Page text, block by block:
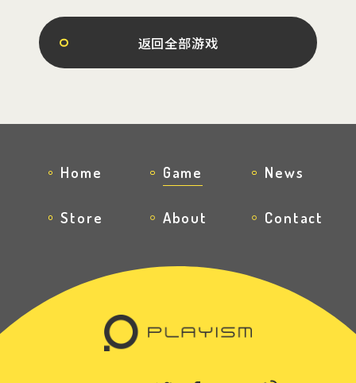
返回全部游戏
Home Game News
Store About Contact